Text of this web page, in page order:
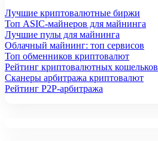
Лучшие криптовалютные биржи
Топ ASIC-майнеров для майнинга
Лучшие пулы для майнинга
Облачный майнинг: топ сервисов
Топ обменников криптовалют
Рейтинг криптовалютных кошельков
Сканеры арбитража криптовалют
Рейтинг P2P-арбитража